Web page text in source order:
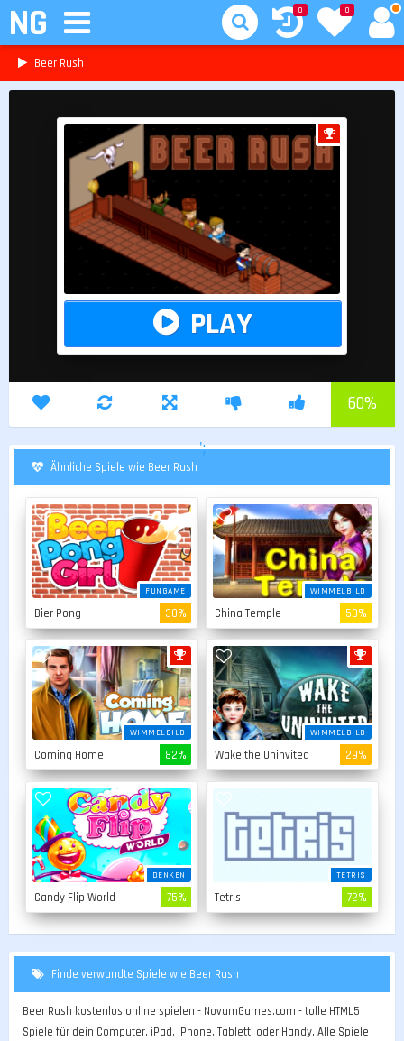
NG 0
0
Beer Rush
PLAY
60%
';
Ähnliche Spiele wie Beer Rush
FUNGAME
Bier Pong 30%
WIMMELBILD
China Temple 50%
WIMMELBILD
Coming Home 82%
WIMMELBILD
Wake the Uninvited 29%
DENKEN
Candy Flip World 75%
TETRIS
Tetris 72%
Finde verwandte Spiele wie Beer Rush
Beer Rush kostenlos online spielen - NovumGames.com - tolle HTML5
Spiele für dein Computer, iPad, iPhone, Tablett, oder Handy. Alle Spiele